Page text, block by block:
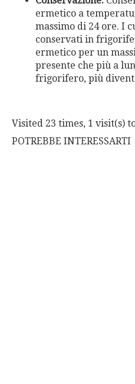
ermetico a
massimo di 24 ore. I
conservati in
ermetico per un
presente che più a
frigorifero, più
Visited 23 times, 1 visit(s)
POTREBBE INTERESSARTI